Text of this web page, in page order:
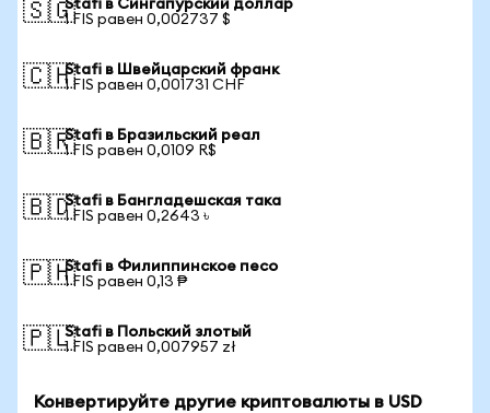
🇸🇬Stafi в Сингапурский доллар
1 FIS равен 0,002737 $
🇨🇭Stafi в Швейцарский франк
1 FIS равен 0,001731 CHF
🇧🇷Stafi в Бразильский реал
1 FIS равен 0,0109 R$
🇧🇩Stafi в Бангладешская така
1 FIS равен 0,2643 ৳
🇵🇭Stafi в Филиппинское песо
1 FIS равен 0,13 ₱
🇵🇱Stafi в Польский злотый
1 FIS равен 0,007957 zł
Конвертируйте другие криптовалюты в USD